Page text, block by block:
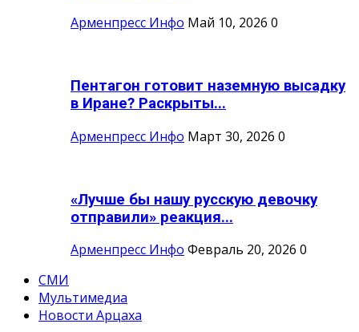
Арменпресс Инфо Май 10, 2026 0
Пентагон готовит наземную высадку
в Иране? Раскрыты...
Арменпресс Инфо Март 30, 2026 0
«Лучше бы нашу русскую девочку
отправили» реакция...
Арменпресс Инфо Февраль 20, 2026 0
СМИ
Мультимедиа
Новости Арцаха